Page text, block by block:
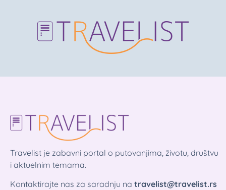
Travelist je zabavni portal o putovanjima, životu, društvu
i aktuelnim temama.
Kontaktirajte nas za saradnju na travelist@travelist.rs